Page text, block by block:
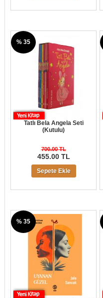
Tatlı Bela Angela Seti
(Kutulu)
700.00 TL
455.00 TL
% 35
Sepete Ekle
% 35